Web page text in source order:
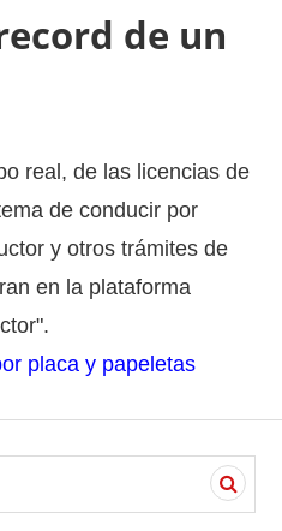
de un
real, de las licencias de
de conducir por
y otros trámites de
en la plataforma
placa y papeletas